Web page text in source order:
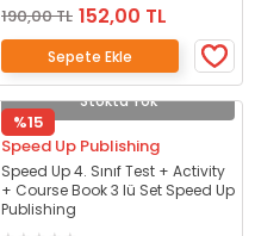
190,00 TL 152,00 TL
Sepete Ekle
Stokta Yok
%15
Speed Up Publishing
Speed Up 4. Sınıf Test + Activity
+ Course Book 3 lü Set Speed Up
Publishing